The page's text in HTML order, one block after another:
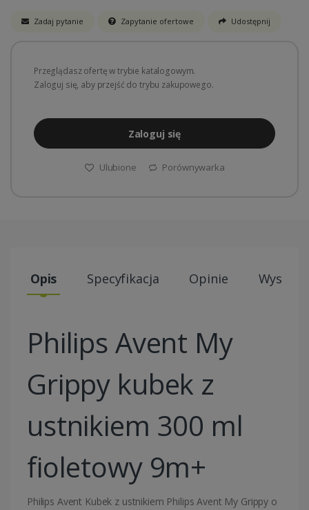
Zadaj pytanie Zapytanie ofertowe Udostępnij
Przeglądasz ofertę w trybie katalogowym.
Zaloguj się, aby przejść do trybu zakupowego.
Zaloguj się
Ulubione Porównywarka
Opis Specyfikacja Opinie Wysyłki
Philips Avent My
Grippy kubek z
ustnikiem 300 ml
fioletowy 9m+
Philips Avent Kubek z ustnikiem Philips Avent My Grippy o